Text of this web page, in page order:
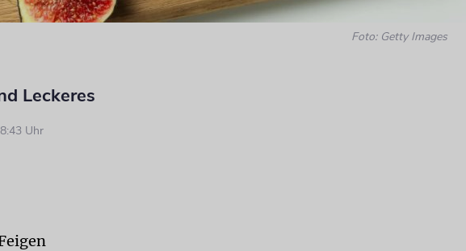
Foto: Getty Images
Leckeres
Uhr